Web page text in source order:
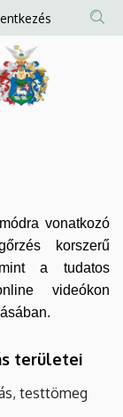
vonatkozó
korszerű
a tudatos
videókon
területei
testtömeg